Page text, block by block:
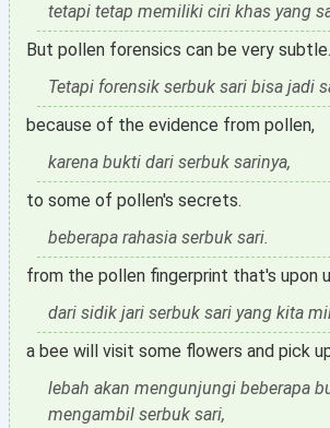
tetapi tetap memiliki ciri khas yang
But pollen forensics can be very subtle.
Tetapi forensik serbuk sari bisa jadi
because of the evidence from pollen,
karena bukti dari serbuk sarinya,
to some of pollen's secrets.
beberapa rahasia serbuk sari.
from the pollen fingerprint that's upon
dari sidik jari serbuk sari yang kita
a bee will visit some flowers and pick
lebah akan mengunjungi beberapa
mengambil serbuk sari,